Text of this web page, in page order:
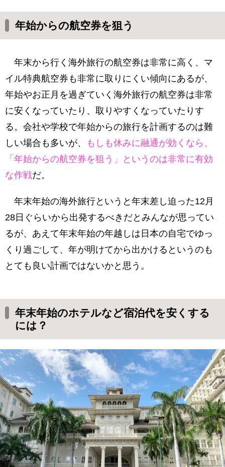
年始からの航空券を狙う
年末から行く海外旅行の航空券は非常に高く、マ
イル特典航空券も非常に取りにくい傾向にあるが、
年始やお正月を過ぎていく海外旅行の航空券は非常
に安くなっていたり、取りやすくなっていたりす
る。会社や学校で年始からの旅行を計画するのは難
しい場合も多いが、
もしも休みに融通が効くなら、
「年始からの航空券を狙う」というのは非常に有効
な作戦だ。
年末年始の海外旅行というと年末差し迫った12月
28日ぐらいから出発するべきだとみんなが思ってい
るが、あえて年末年始の年越しは日本の自宅でゆっ
くり過ごして、年が明けてから出かけるというのも
とても良い計画ではないかと思う。
年末年始のホテルなど宿泊代を安くする
には？